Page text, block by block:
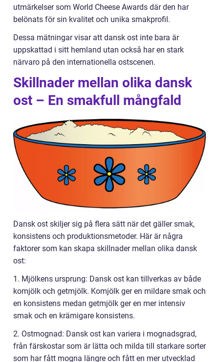
utmärkelser som World Cheese Awards där den har
belönats för sin kvalitet och unika smakprofil.
Dessa mätningar visar att dansk ost inte bara är
uppskattad i sitt hemland utan också har en stark
närvaro på den internationella ostscenen.
Skillnader mellan olika dansk
ost – En smakfull mångfald
Dansk ost skiljer sig på flera sätt när det gäller smak,
konsistens och produktionsmetoder. Här är några
faktorer som kan skapa skillnader mellan olika dansk
ost:
1. Mjölkens ursprung: Dansk ost kan tillverkas av både
komjölk och getmjölk. Komjölk ger en mildare smak och
en konsistens medan getmjölk ger en mer intensiv
smak och en krämigare konsistens.
2. Ostmognad: Dansk ost kan variera i mognadsgrad,
från färskostar som är lätta och milda till starkare sorter
som har fått mogna längre och fått en mer utvecklad